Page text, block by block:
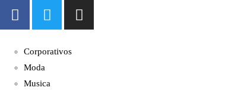
Corporativos
Moda
Musica